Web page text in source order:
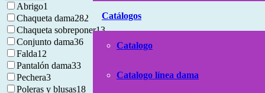
Catálogos
Catalogo
Catalogo línea dama
Abrigo1
Chaqueta dama282
Chaqueta sobreponer13
Conjunto dama36
Falda12
Pantalón dama33
Pechera3
Poleras y blusas18